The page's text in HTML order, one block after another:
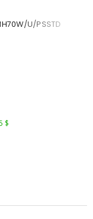
U/PSSTD
$